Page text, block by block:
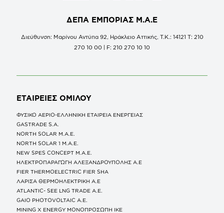
ΔΕΠΑ ΕΜΠΟΡΙΑΣ Μ.Α.Ε
Διεύθυνση: Μαρίνου Αντύπα 92, Ηράκλειο Αττικής, Τ.Κ.: 14121 Τ: 210
270 10 00 | F: 210 270 10 10
ΕΤΑΙΡΕΙΕΣ ΟΜΙΛΟΥ
ΦΥΣΙΚΟ ΑΕΡΙΟ-ΕΛΛΗΝΙΚΗ ΕΤΑΙΡΕΙΑ ΕΝΕΡΓΕΙΑΣ
GASTRADE S.A.
NORTH SOLAR M.Α.Ε.
NORTH SOLAR 1 M.Α.Ε.
NEW SPES CONCEPT Μ.Α.Ε.
ΗΛΕΚΤΡΟΠΑΡΑΓΩΓΗ ΑΛΕΞΑΝΔΡΟΥΠΟΛΗΣ A.E
FIER THERMOELECTRIC FIER SHA
ΛΑΡΙΣΑ ΘΕΡΜΟΗΛΕΚΤΡΙΚΗ A.E
ATLANTIC- SEE LNG TRADE A.E.
GAIO PHOTOVOLTAIC Α.Ε.
MINING X ENERGY ΜΟΝΟΠΡΟΣΩΠΗ ΙΚΕ